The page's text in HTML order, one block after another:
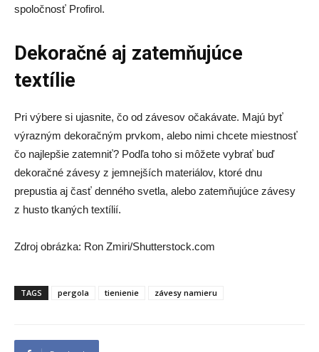
spoločnosť Profirol.
Dekoračné aj zatemňujúce
textílie
Pri výbere si ujasnite, čo od závesov očakávate. Majú byť
výrazným dekoračným prvkom, alebo nimi chcete miestnosť
čo najlepšie zatemniť? Podľa toho si môžete vybrať buď
dekoračné závesy z jemnejších materiálov, ktoré dnu
prepustia aj časť denného svetla, alebo zatemňujúce závesy
z husto tkaných textílií.
Zdroj obrázka: Ron Zmiri/Shutterstock.com
TAGS pergola tienienie závesy namieru